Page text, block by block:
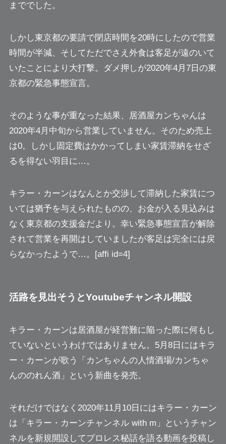
まででした。
しかし東京都の要請で閉店時間を20時にしたので営業
時間が半減、そしてただでさえ外食は客足が遠のいて
いたことにより大打撃。ダメ押しが2020年4月7日の東
京都の緊急事態宣言。
そのような事が重なった結果、居酒屋カンちゃんは
2020年4月中旬から営業していません。 そのため売上
は0。しかし固定費はかかってしまい家賃滞納をせざ
るを得ない羽目に…。
キラー・カーンはなんとか交渉して滞納した家賃につ
いては猶予を与えられたものの、お金が入る見込みは
なく東京都の支援金だより。幸い緊急事態宣言が解除
されて営業を再開はしていましたが客足は完全には戻
らなかったようで…。[affi id=4]
活路を見出そうとYoutubeチャンネル開設
キラー・カーンは居酒屋が経営難に陥った際に何もし
ていないというわけではありません。5月8日にはキラ
ー・カーンが歌う「カンちゃんの人情酒場/カンちゃ
んののれん酒」という新曲を発売。
それだけではなく2020年11月10日にはキラー・カーン
は「キラー・カーンチャンネル with m」というチャン
ネルを新規開設してプロレス秘話を語る動画を投稿し